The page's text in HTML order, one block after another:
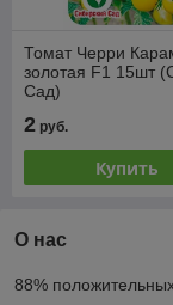
Томат Черри
золотая F1 15шт
Сад)
2 руб.
Купить
О нас
88%